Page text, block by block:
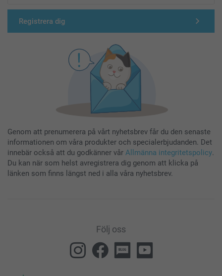
Registrera dig
Genom att prenumerera på vårt nyhetsbrev får du den senaste
informationen om våra produkter och specialerbjudanden. Det
innebär också att du godkänner vår Allmänna integritetspolicy.
Du kan när som helst avregistrera dig genom att klicka på
länken som finns längst ned i alla våra nyhetsbrev.
Följ oss